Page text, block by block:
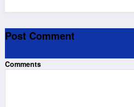
Post Comment
Comments